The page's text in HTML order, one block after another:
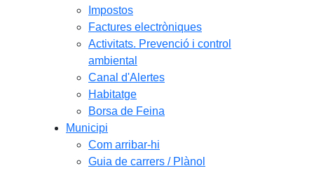
Impostos
Factures electròniques
Activitats. Prevenció i control
ambiental
Canal d'Alertes
Habitatge
Borsa de Feina
Municipi
Com arribar-hi
Guia de carrers / Plànol